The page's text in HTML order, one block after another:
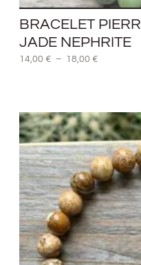
BRACELET
JADE NEPHRITE
14,00 € – 18,00 €